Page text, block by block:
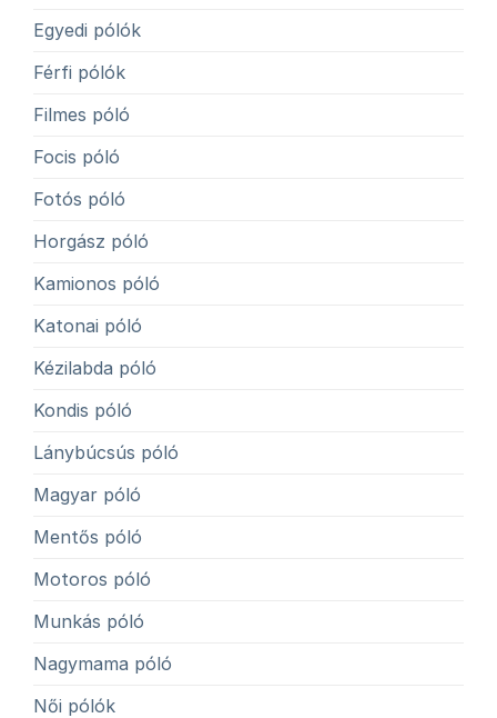
Egyedi pólók
Férfi pólók
Filmes póló
Focis póló
Fotós póló
Horgász póló
Kamionos póló
Katonai póló
Kézilabda póló
Kondis póló
Lánybúcsús póló
Magyar póló
Mentős póló
Motoros póló
Munkás póló
Nagymama póló
Női pólók